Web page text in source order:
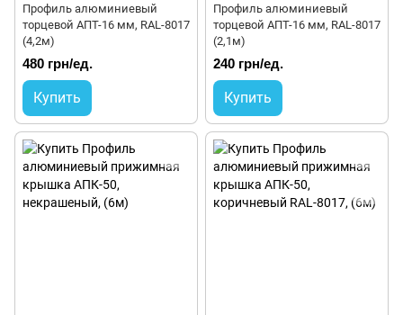
Профиль алюминиевый
торцевой АПТ-16 мм, RAL-8017
(4,2м)
480 грн/ед.
Купить
Профиль алюминиевый
торцевой АПТ-16 мм, RAL-8017
(2,1м)
240 грн/ед.
Купить